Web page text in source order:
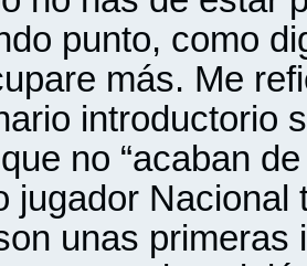
punto, como
más. Me
introductorio
no “acaban
jugador
unas primeras